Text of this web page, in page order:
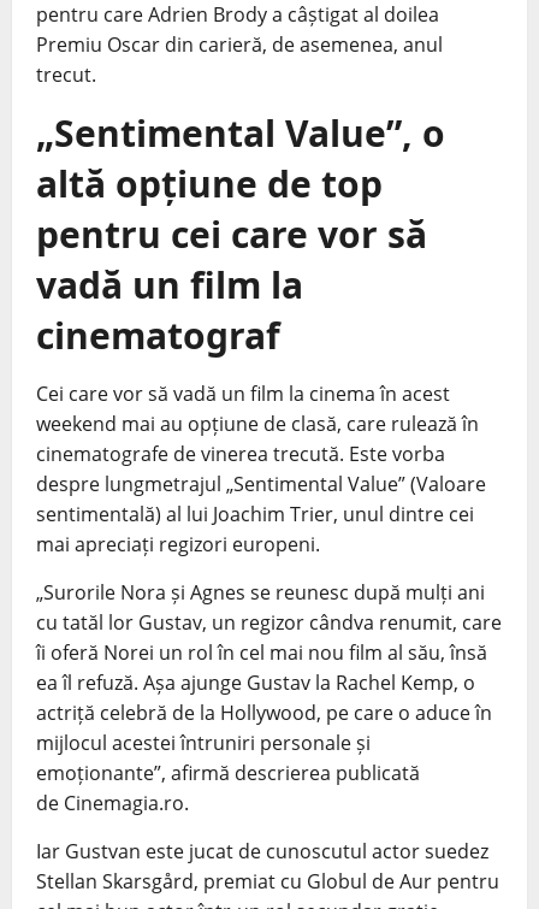
pentru care Adrien Brody a câștigat al doilea
Premiu Oscar din carieră, de asemenea, anul
trecut.
„Sentimental Value”, o
altă opțiune de top
pentru cei care vor să
vadă un film la
cinematograf
Cei care vor să vadă un film la cinema în acest
weekend mai au opțiune de clasă, care rulează în
cinematografe de vinerea trecută. Este vorba
despre lungmetrajul „Sentimental Value” (Valoare
sentimentală) al lui Joachim Trier, unul dintre cei
mai apreciați regizori europeni.
„Surorile Nora și Agnes se reunesc după mulți ani
cu tatăl lor Gustav, un regizor cândva renumit, care
îi oferă Norei un rol în cel mai nou film al său, însă
ea îl refuză. Așa ajunge Gustav la Rachel Kemp, o
actriță celebră de la Hollywood, pe care o aduce în
mijlocul acestei întruniri personale și
emoționante”, afirmă descrierea publicată
de Cinemagia.ro.
Iar Gustvan este jucat de cunoscutul actor suedez
Stellan Skarsgård, premiat cu Globul de Aur pentru